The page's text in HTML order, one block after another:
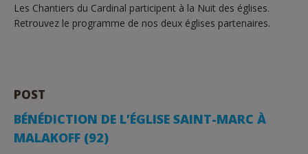
Les Chantiers du Cardinal participent à la Nuit des églises.
Retrouvez le programme de nos deux églises partenaires.
POST
BÉNÉDICTION DE L’ÉGLISE SAINT-MARC À
MALAKOFF (92)